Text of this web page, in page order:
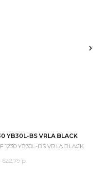
YB30L-BS VRLA BLACK
YB30L-BS VRLA BLACK
622,79 р.